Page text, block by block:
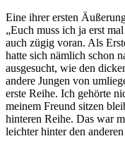
Eine ihrer ersten
Euch muss ich ja erst
auch zügig voran. Als
hatte sich nämlich schon
ausgesucht, wie den
andere Jungen von
erste Reihe. Ich gehörte
meinem Freund sitzen
hinteren Reihe. Das war
leichter hinter den